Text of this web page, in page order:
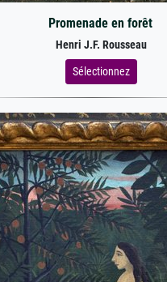
Promenade en forêt
Henri J.F. Rousseau
Sélectionnez